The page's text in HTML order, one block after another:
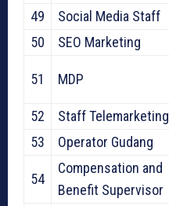
49
Social Media Staff
50
SEO Marketing
51 MDP
52
Staff Telemarketing
53
Operator Gudang
54
Compensation and
Benefit Supervisor